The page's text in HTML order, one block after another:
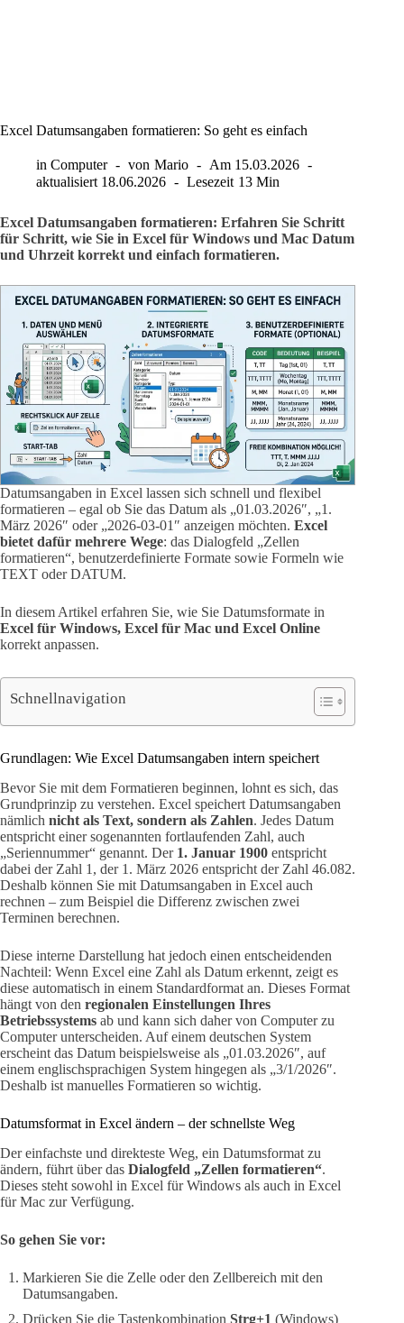
Excel Datumsangaben formatieren: So geht es einfach
in Computer von Mario Am 15.03.2026
aktualisiert 18.06.2026 Lesezeit 13 Min
Excel Datumsangaben formatieren: Erfahren Sie Schritt
für Schritt, wie Sie in Excel für Windows und Mac Datum
und Uhrzeit korrekt und einfach formatieren.
Datumsangaben in Excel lassen sich schnell und flexibel
formatieren – egal ob Sie das Datum als „01.03.2026″, „1.
März 2026″ oder „2026-03-01″ anzeigen möchten. Excel
bietet dafür mehrere Wege: das Dialogfeld „Zellen
formatieren“, benutzerdefinierte Formate sowie Formeln wie
TEXT oder DATUM.
In diesem Artikel erfahren Sie, wie Sie Datumsformate in
Excel für Windows, Excel für Mac und Excel Online
korrekt anpassen.
Schnellnavigation
Grundlagen: Wie Excel Datumsangaben intern speichert
Bevor Sie mit dem Formatieren beginnen, lohnt es sich, das
Grundprinzip zu verstehen. Excel speichert Datumsangaben
nämlich nicht als Text, sondern als Zahlen. Jedes Datum
entspricht einer sogenannten fortlaufenden Zahl, auch
„Seriennummer“ genannt. Der 1. Januar 1900 entspricht
dabei der Zahl 1, der 1. März 2026 entspricht der Zahl 46.082.
Deshalb können Sie mit Datumsangaben in Excel auch
rechnen – zum Beispiel die Differenz zwischen zwei
Terminen berechnen.
Diese interne Darstellung hat jedoch einen entscheidenden
Nachteil: Wenn Excel eine Zahl als Datum erkennt, zeigt es
diese automatisch in einem Standardformat an. Dieses Format
hängt von den regionalen Einstellungen Ihres
Betriebssystems ab und kann sich daher von Computer zu
Computer unterscheiden. Auf einem deutschen System
erscheint das Datum beispielsweise als „01.03.2026″, auf
einem englischsprachigen System hingegen als „3/1/2026″.
Deshalb ist manuelles Formatieren so wichtig.
Datumsformat in Excel ändern – der schnellste Weg
Der einfachste und direkteste Weg, ein Datumsformat zu
ändern, führt über das Dialogfeld „Zellen formatieren“.
Dieses steht sowohl in Excel für Windows als auch in Excel
für Mac zur Verfügung.
So gehen Sie vor:
Markieren Sie die Zelle oder den Zellbereich mit den
Datumsangaben.
Drücken Sie die Tastenkombination Strg+1 (Windows)